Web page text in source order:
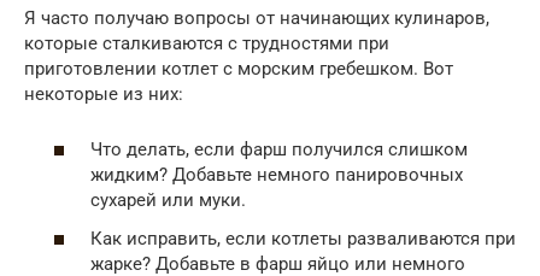
Я часто получаю вопросы от начинающих кулинаров,
которые сталкиваются с трудностями при
приготовлении котлет с морским гребешком. Вот
некоторые из них:
Что делать, если фарш получился слишком
жидким? Добавьте немного панировочных
сухарей или муки.
Как исправить, если котлеты разваливаются при
жарке? Добавьте в фарш яйцо или немного